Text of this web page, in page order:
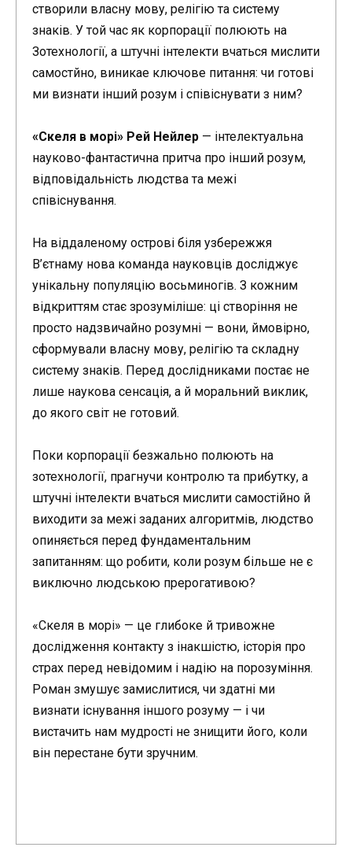
створили власну мову, релігію та систему
знаків. У той час як корпорації полюють на
Зотехнології, а штучні інтелекти вчаться мислити
самостйно, виникае ключове питання: чи готові
ми визнати інший розум i співіснувати з ним?
«Скеля в морі» Рей Нейлер — інтелектуальна
науково-фантастична притча про інший розум,
відповідальність людства та межі
співіснування.
На віддаленому острові біля узбережжя
В’єтнаму нова команда науковців досліджує
унікальну популяцію восьминогів. З кожним
відкриттям стає зрозуміліше: ці створіння не
просто надзвичайно розумні — вони, ймовірно,
сформували власну мову, релігію та складну
систему знаків. Перед дослідниками постає не
лише наукова сенсація, а й моральний виклик,
до якого світ не готовий.
Поки корпорації безжально полюють на
зотехнології, прагнучи контролю та прибутку, а
штучні інтелекти вчаться мислити самостійно й
виходити за межі заданих алгоритмів, людство
опиняється перед фундаментальним
запитанням: що робити, коли розум більше не є
виключно людською прерогативою?
«Скеля в морі» — це глибоке й тривожне
дослідження контакту з інакшістю, історія про
страх перед невідомим і надію на порозуміння.
Роман змушує замислитися, чи здатні ми
визнати існування іншого розуму — і чи
вистачить нам мудрості не знищити його, коли
він перестане бути зручним.